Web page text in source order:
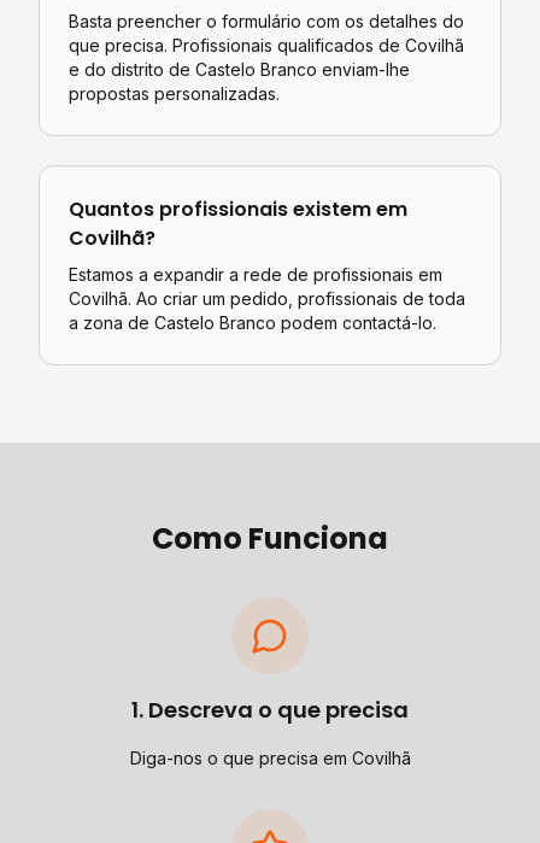
Basta preencher o formulário com os detalhes do
que precisa. Profissionais qualificados de Covilhã
e do distrito de Castelo Branco enviam-lhe
propostas personalizadas.
Quantos profissionais existem em
Covilhã?
Estamos a expandir a rede de profissionais em
Covilhã. Ao criar um pedido, profissionais de toda
a zona de Castelo Branco podem contactá-lo.
Como Funciona
1. Descreva o que precisa
Diga-nos o que precisa em Covilhã